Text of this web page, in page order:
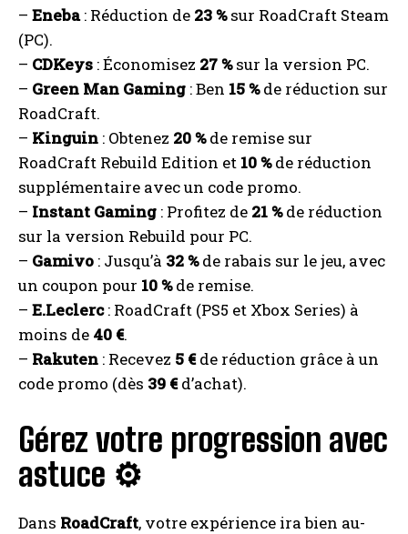
– Eneba: Réduction de 23 %sur RoadCraft Steam
(PC).
– CDKeys : Économisez 27 %sur la version PC.
– Green Man Gaming : Ben 15 %de réduction sur
RoadCraft.
– Kinguin : Obtenez 20 %de remise sur
RoadCraft Rebuild Edition et 10 %de réduction
supplémentaire avec un code promo.
– Instant Gaming : Profitez de 21 %de réduction
sur la version Rebuild pour PC.
– Gamivo : Jusqu’à 32 %de rabais sur le jeu, avec
un coupon pour 10 %de remise.
– E.Leclerc: RoadCraft (PS5 et Xbox Series) à
moins de 40 €.
– Rakuten : Recevez 5 €de réduction grâce à un
code promo (dès 39 €d’achat).
Gérez votre progression avec
astuce ⚙️
Dans RoadCraft, votre expérience ira bien au-